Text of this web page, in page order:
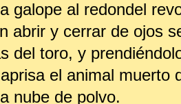
galope al redondel
abrir y cerrar de ojos
del toro, y
el animal muerto
nube de polvo.